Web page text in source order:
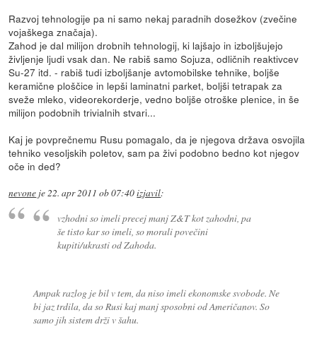
Razvoj tehnologije pa ni samo nekaj paradnih dosežkov (zvečine
vojaškega značaja).
Zahod je dal milijon drobnih tehnologij, ki lajšajo in izboljšujejo
življenje ljudi vsak dan. Ne rabiš samo Sojuza, odličnih reaktivcev
Su-27 itd. - rabiš tudi izboljšanje avtomobilske tehnike, boljše
keramične ploščice in lepši laminatni parket, boljši tetrapak za
sveže mleko, videorekorderje, vedno boljše otroške plenice, in še
milijon podobnih trivialnih stvari...
Kaj je povprečnemu Rusu pomagalo, da je njegova država osvojila
tehniko vesoljskih poletov, sam pa živi podobno bedno kot njegov
oče in ded?
nevone je22. apr 2011 ob 07:40izjavil:
vzhodni so imeli precej manj Z&T kot zahodni, pa
še tisto kar so imeli, so morali povečini
kupiti/ukrasti od Zahoda.
Ampak razlog je bil v tem, da niso imeli ekonomske svobode. Ne
bi jaz trdila, da so Rusi kaj manj sposobni od Američanov. So
samo jih sistem drži v šahu.